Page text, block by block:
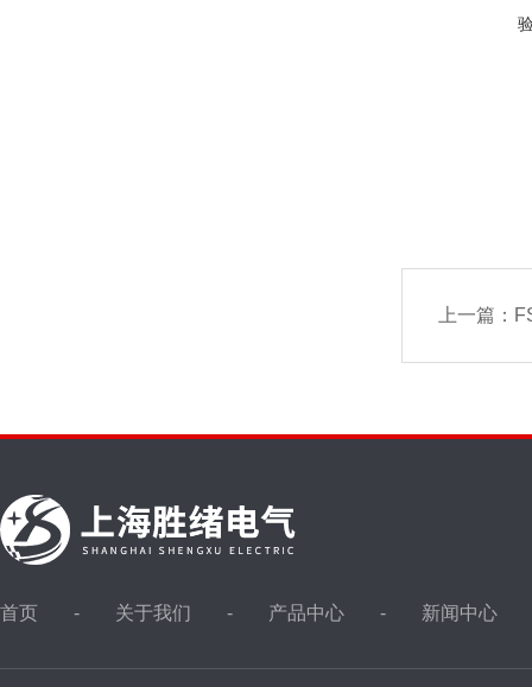
上一篇：
首页 关于我们 产品中心 新闻中心